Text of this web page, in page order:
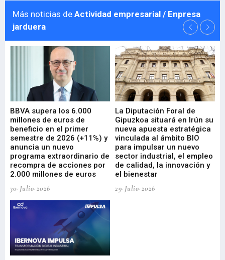
Más noticias de Actividad empresarial / Enpresa
jarduera
BBVA supera los 6.000
millones de euros de
beneficio en el primer
semestre de 2026 (+11%) y
anuncia un nuevo
programa extraordinario de
recompra de acciones por
2.000 millones de euros
30-Julio-2026
La Diputación Foral de
Gipuzkoa situará en Irún su
nueva apuesta estratégica
vinculada al ámbito BIO
para impulsar un nuevo
sector industrial, el empleo
de calidad, la innovación y
el bienestar
29-Julio-2026